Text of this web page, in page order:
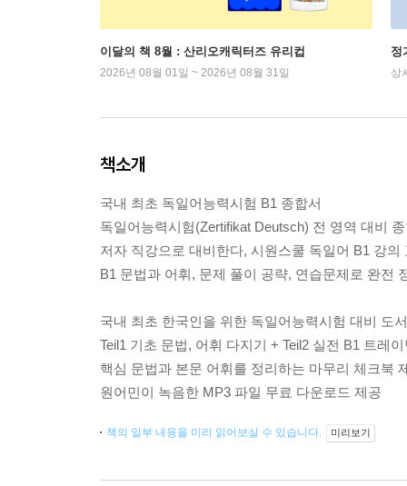
이달의 책 8월 : 산리오캐릭터즈 유리컵
2026년 08월 01일 ~ 2026년 08월 31일
정
상
책소개
국내 최초 독일어능력시험 B1 종합서
독일어능력시험(Zertifikat Deutsch) 전 영역 대비
저자 직강으로 대비한다, 시원스쿨 독일어 B1 강의
B1 문법과 어휘, 문제 풀이 공략, 연습문제로 완전
국내 최초 한국인을 위한 독일어능력시험 대비 도서
Teil1 기초 문법, 어휘 다지기 + Teil2 실전 B1 트레
핵심 문법과 본문 어휘를 정리하는 마무리 체크북
원어민이 녹음한 MP3 파일 무료 다운로드 제공
책의 일부 내용을 미리 읽어보실 수 있습니다. 미리보기